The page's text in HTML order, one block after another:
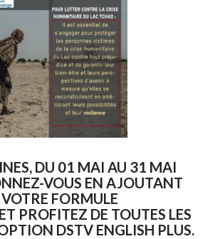
DU 01 MAI AU 31 MAI
VOUS EN AJOUTANT
FORMULE
PROFITEZ DE TOUTES LES
DSTV ENGLISH PLUS.